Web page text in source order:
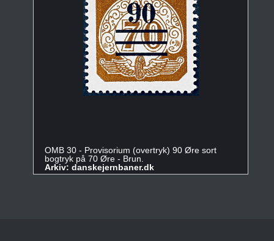
OMB 30 - Provisorium (overtryk) 90 Øre sort
bogtryk på 70 Øre - Brun.
Arkiv: danskejernbaner.dk